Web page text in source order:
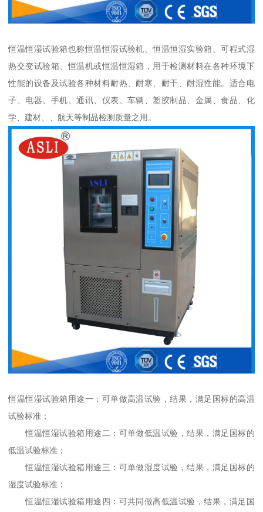
恒温恒湿试验箱也称恒温恒湿试验机、恒温恒湿实验箱、可程式湿
热交变试验箱、恒温机或恒温恒湿箱，用于检测材料在各种环境下
性能的设备及试验各种材料耐热、耐寒、耐干、耐湿性能。适合电
子、电器、手机、通讯、仪表、车辆、塑胶制品、金属、食品、化
学、建材、、航天等制品检测质量之用。
恒温恒湿试验箱用途一：可单做高温试验，结果，满足国标的高温
试验标准；
恒温恒湿试验箱用途二：可单做低温试验，结果，满足国标的
低温试验标准；
恒温恒湿试验箱用途三：可单做湿度试验，结果，满足国标的
湿度试验标准；
恒温恒湿试验箱用途四：可共同做高低温试验，结果，满足国